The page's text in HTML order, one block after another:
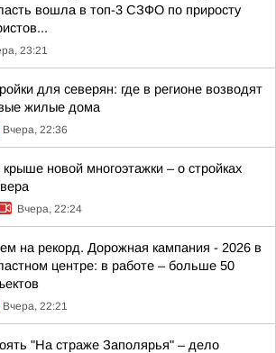
вошла в топ-3 СЗФО по приросту
23:21
для северян: где в регионе возводят
жилые дома
Вчера, 22:36
новой многоэтажки – о стройках
Вчера, 22:24
на рекорд. Дорожная кампания - 2026 в
центре: в работе – больше 50
Вчера, 22:21
"На страже Заполярья" – дело